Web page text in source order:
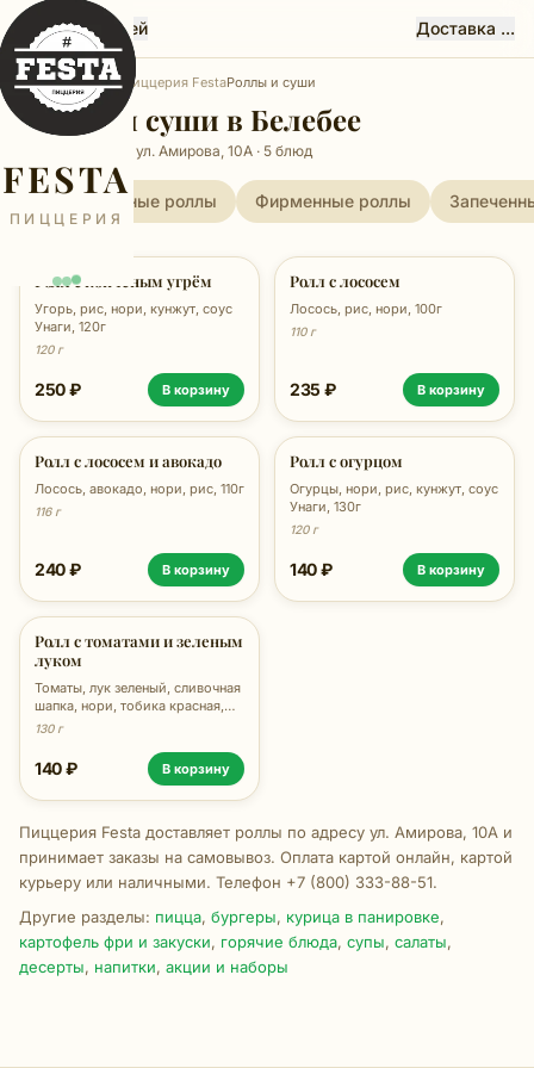
FESTA
ПИЦЦЕРИЯ
Феста, Белебей Доставка ...
ГлавнаяБелебей Пиццерия FestaРоллы и суши
Роллы и суши в Белебее
Пиццерия Festa, ул. Амирова, 10А · 5 блюд
Традиционные роллы Фирменные роллы
Ролл с копчёным угрём
Угорь, рис, нори, кунжут, соус
Унаги, 120г
120 г
250 ₽ В корзину
Ролл с лососем
Лосось, рис, нори, 100г
110 г
235 ₽ В корзину
Ролл с лососем и авокадо
Лосось, авокадо, нори, рис, 110г
116 г
240 ₽ В корзину
Ролл с огурцом
Огурцы, нори, рис, кунжут, соус
Унаги, 130г
120 г
140 ₽ В корзину
Ролл с томатами и зеленым
луком
Томаты, лук зеленый, сливочная
шапка, нори, тобика красная,
рис, 130г
130 г
140 ₽ В корзину
Пиццерия Festa доставляет роллы по адресу ул. Амирова, 10А и
принимает заказы на самовывоз. Оплата картой онлайн, картой
курьеру или наличными. Телефон +7 (800) 333-88-51.
Другие разделы: пицца, бургеры, курица в панировке,
картофель фри и закуски, горячие блюда, супы, салаты,
десерты, напитки, акции и наборы